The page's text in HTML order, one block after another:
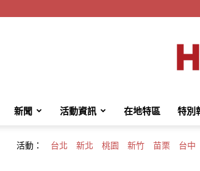
新聞 活動資訊 在地特區 特別
活動： 台北 新北 桃園 新竹 苗栗 台中